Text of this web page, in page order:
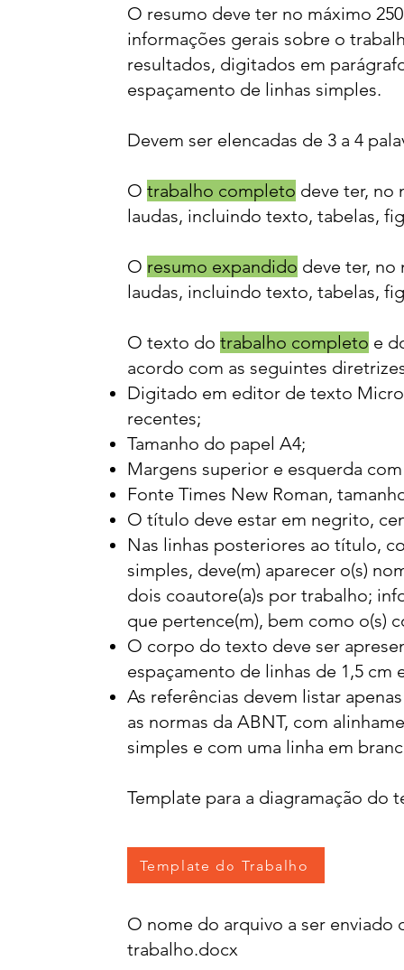
O resumo deve ter no máximo
informações gerais sobre o
resultados, digitados em
espaçamento de linhas simples.
Devem ser elencadas de 3 a 4
O trabalho completo deve ter, no
laudas, incluindo texto, tabelas,
O resumo expandido deve ter, no
laudas, incluindo texto, tabelas,
O texto do trabalho completo e
acordo com as seguintes
Digitado em editor de texto
recentes;
Tamanho do papel A4;
Margens superior e esquerda
Fonte Times New Roman,
O título deve estar em negrito,
Nas linhas posteriores ao título,
simples, deve(m) aparecer o(s)
dois coautore(a)s por trabalho;
que pertence(m), bem como o(s)
O corpo do texto deve ser
espaçamento de linhas de 1,5 cm
As referências devem listar
as normas da ABNT, com
simples e com uma linha em
Template para a diagramação do
O nome do arquivo a ser
trabalho.docx
Template do Trabalho